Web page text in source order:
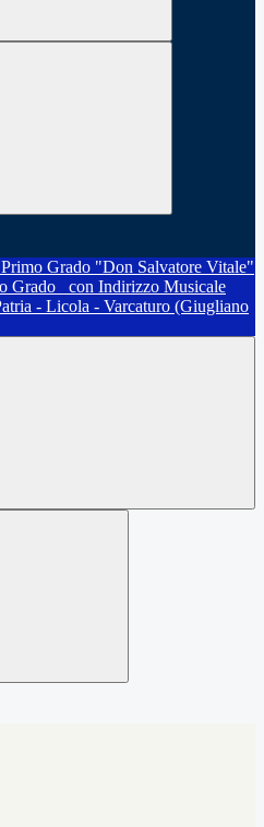
Grado
con Indirizzo Musicale
- Licola - Varcaturo (Giugliano